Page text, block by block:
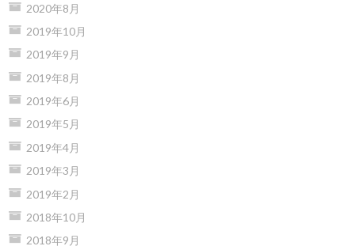
2020年8月
2019年10月
2019年9月
2019年8月
2019年6月
2019年5月
2019年4月
2019年3月
2019年2月
2018年10月
2018年9月